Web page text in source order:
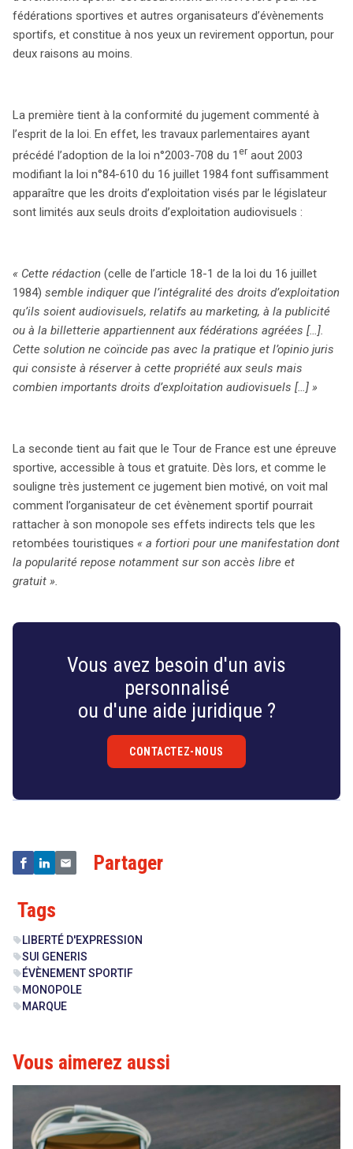
fédérations sportives et autres organisateurs d’évènements
sportifs, et constitue à nos yeux un revirement opportun, pour
deux raisons au moins.
La première tient à la conformité du jugement commenté à
l’esprit de la loi. En effet, les travaux parlementaires ayant
précédé l’adoption de la loi n°2003-708 du 1 er aout 2003
modifiant la loi n°84-610 du 16 juillet 1984 font suffisamment
apparaître que les droits d’exploitation visés par le législateur
sont limités aux seuls droits d’exploitation audiovisuels :
« Cette rédaction (celle de l’article 18-1 de la loi du 16 juillet
1984) semble indiquer que l’intégralité des droits d’exploitation
qu’ils soient audiovisuels, relatifs au marketing, à la publicité
ou à la billetterie appartiennent aux fédérations agréées […].
Cette solution ne coïncide pas avec la pratique et l’opinio juris
qui consiste à réserver à cette propriété aux seuls mais
combien importants droits d’exploitation audiovisuels […] »
La seconde tient au fait que le Tour de France est une épreuve
sportive, accessible à tous et gratuite. Dès lors, et comme le
souligne très justement ce jugement bien motivé, on voit mal
comment l’organisateur de cet évènement sportif pourrait
rattacher à son monopole ses effets indirects tels que les
retombées touristiques « a fortiori pour une manifestation dont
la popularité repose notamment sur son accès libre et
gratuit ».
Vous avez besoin d'un avis
personnalisé
ou d'une aide juridique ?
CONTACTEZ-NOUS
Technologies
Partager
Tags
sell LIBERTÉ D'EXPRESSION
sellSUI GENERIS
sell ÉVÈNEMENT SPORTIF
sell MONOPOLE
sell MARQUE
Vous aimerez aussi
search